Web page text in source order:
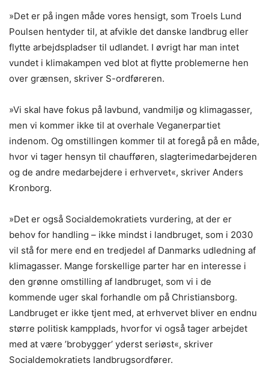
»Det er på ingen måde vores hensigt, som Troels Lund
Poulsen hentyder til, at afvikle det danske landbrug eller
flytte arbejdspladser til udlandet. I øvrigt har man intet
vundet i klimakampen ved blot at flytte problemerne hen
over grænsen, skriver S-ordføreren.
»Vi skal have fokus på lavbund, vandmiljø og klimagasser,
men vi kommer ikke til at overhale Veganerpartiet
indenom. Og omstillingen kommer til at foregå på en måde,
hvor vi tager hensyn til chaufføren, slagterimedarbejderen
og de andre medarbejdere i erhvervet«, skriver Anders
Kronborg.
»Det er også Socialdemokratiets vurdering, at der er
behov for handling – ikke mindst i landbruget, som i 2030
vil stå for mere end en tredjedel af Danmarks udledning af
klimagasser. Mange forskellige parter har en interesse i
den grønne omstilling af landbruget, som vi i de
kommende uger skal forhandle om på Christiansborg.
Landbruget er ikke tjent med, at erhvervet bliver en endnu
større politisk kampplads, hvorfor vi også tager arbejdet
med at være ’brobygger’ yderst seriøst«, skriver
Socialdemokratiets landbrugsordfører.